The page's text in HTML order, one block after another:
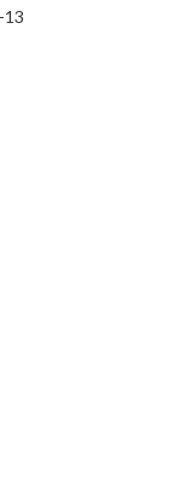
13